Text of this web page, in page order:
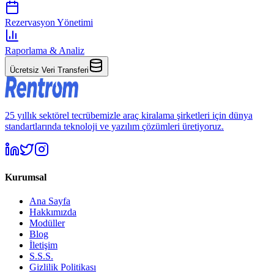
Rezervasyon Yönetimi
Raporlama & Analiz
Ücretsiz Veri Transferi
25 yıllık sektörel tecrübemizle araç kiralama şirketleri için dünya
standartlarında teknoloji ve yazılım çözümleri üretiyoruz.
Kurumsal
Ana Sayfa
Hakkımızda
Modüller
Blog
İletişim
S.S.S.
Gizlilik Politikası